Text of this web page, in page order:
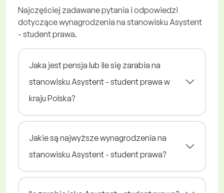
Najczęściej zadawane pytania i odpowiedzi
dotyczące wynagrodzenia na stanowisku Asystent
- student prawa.
Jaka jest pensja lub ile się zarabia na
stanowisku Asystent - student prawa w
kraju Polska?
Jakie są najwyższe wynagrodzenia na
stanowisku Asystent - student prawa?